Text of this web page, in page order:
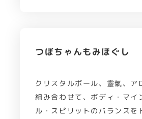
つぼちゃんもみほぐし
クリスタルボール、靈氣、ア
組み合わせて、ボディ・マイ
ル・スピリットのバランスを